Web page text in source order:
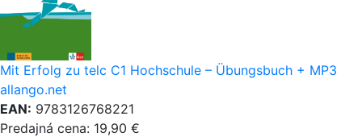
Mit Erfolg zu telc C1 Hochschule – Übungsbuch + MP3
allango.net
EAN: 9783126768221
Predajná cena: 19,90 €